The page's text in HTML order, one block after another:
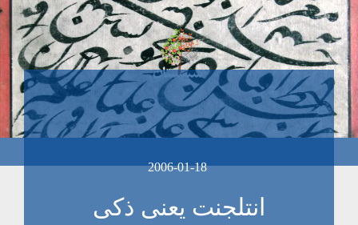
2006-01-18
انتلجنت يعنی ذکی